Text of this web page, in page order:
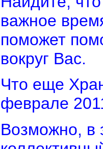
важное
поможет
вокруг Вас.
Что еще
феврале
Возможно, в